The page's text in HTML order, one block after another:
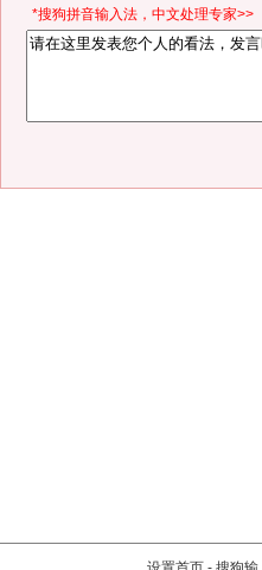
*搜狗拼音输入法，中文处理专家>>